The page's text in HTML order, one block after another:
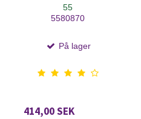
55
5580870
På lager
414,00 SEK